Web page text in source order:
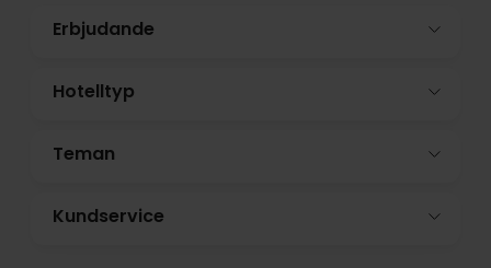
Erbjudande
Hotelltyp
Teman
Kundservice